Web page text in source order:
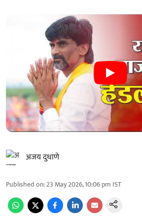
अजय दुधाणे
Published on:23 May 2026, 10:06 pm IST